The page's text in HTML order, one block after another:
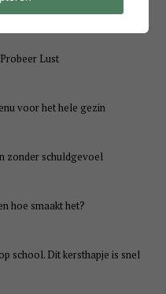
Lust
voor het hele gezin
zonder schuldgevoel
hoe smaakt het?
school. Dit kersthapje is snel